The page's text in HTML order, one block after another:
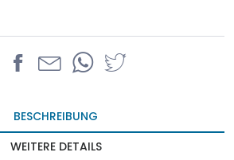
BESCHREIBUNG
WEITERE DETAILS